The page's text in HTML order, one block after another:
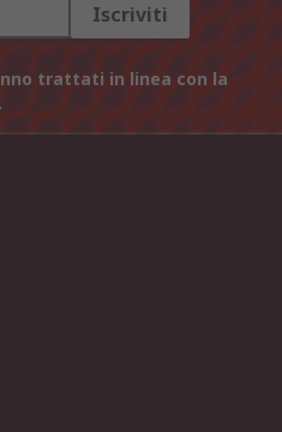
Iscriviti
trattati in linea con la
.